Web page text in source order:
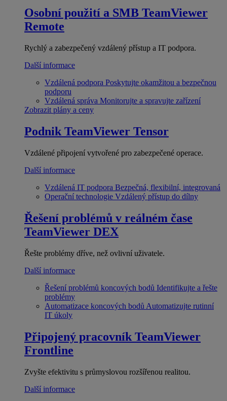
Osobní použití a SMB TeamViewer
Remote
Rychlý a zabezpečený vzdálený přístup a IT podpora.
Další informace
Vzdálená podpora Poskytujte okamžitou a bezpečnou
podporu
Vzdálená správa Monitorujte a spravujte zařízení
Zobrazit plány a ceny
Podnik TeamViewer Tensor
Vzdálené připojení vytvořené pro zabezpečené operace.
Další informace
Vzdálená IT podpora Bezpečná, flexibilní, integrovaná
Operační technologie Vzdálený přístup do dílny
Řešení problémů v reálném čase
TeamViewer DEX
Řešte problémy dříve, než ovlivní uživatele.
Další informace
Řešení problémů koncových bodů Identifikujte a řešte
problémy
Automatizace koncových bodů Automatizujte rutinní
IT úkoly
Připojený pracovník TeamViewer
Frontline
Zvyšte efektivitu s průmyslovou rozšířenou realitou.
Další informace